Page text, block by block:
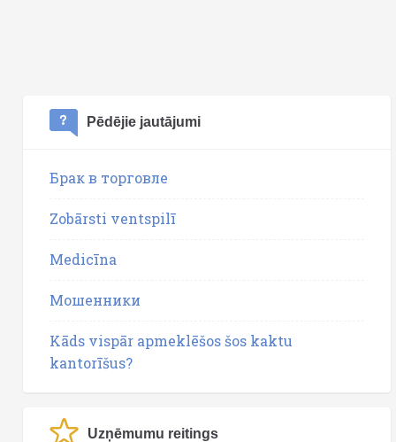
Pēdējie jautājumi
Брак в торговле
Zobārsti ventspilī
Medicīna
Мошенники
Kāds vispār apmeklēšos šos kaktu
kantorīšus?
Uzņēmumu reitings